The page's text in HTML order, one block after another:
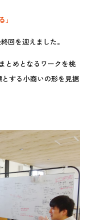
回を迎えました。
とめとなるワークを桃
する小商いの形を見据